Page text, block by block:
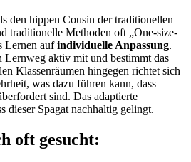
den hippen Cousin der traditionellen
traditionelle Methoden oft „One-size-
Lernen aufindividuelle Anpassung.
Lernweg aktiv mit und bestimmt das
Klassenräumen hingegen richtet sich
was dazu führen kann, dass
sind. Das adaptierte
dieser Spagat nachhaltig gelingt.
oft gesucht: